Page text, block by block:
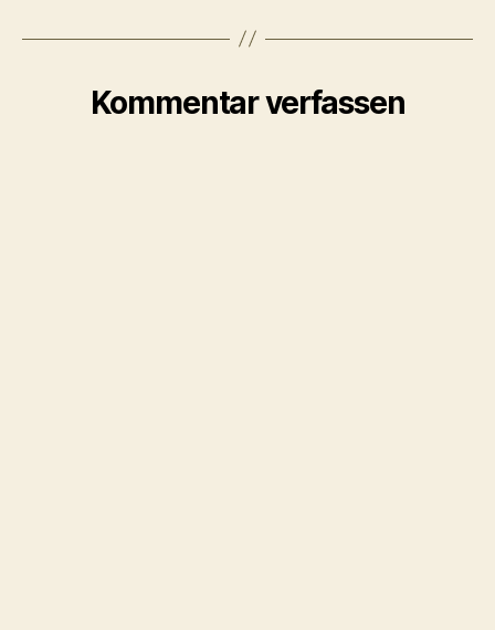
Kommentar verfassen